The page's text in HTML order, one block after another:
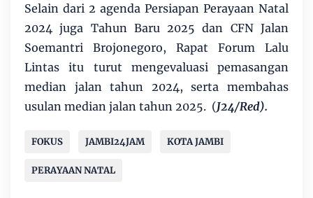
Selain dari 2 agenda Persiapan Perayaan Natal
2024 juga Tahun Baru 2025 dan CFN Jalan
Soemantri Brojonegoro, Rapat Forum Lalu
Lintas itu turut mengevaluasi pemasangan
median jalan tahun 2024, serta membahas
usulan median jalan tahun 2025. (J24/Red).
FOKUS JAMBI24JAM KOTA JAMBI
PERAYAAN NATAL